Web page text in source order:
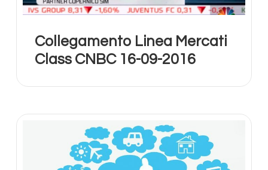
Collegamento Linea Mercati
Class CNBC 16-09-2016